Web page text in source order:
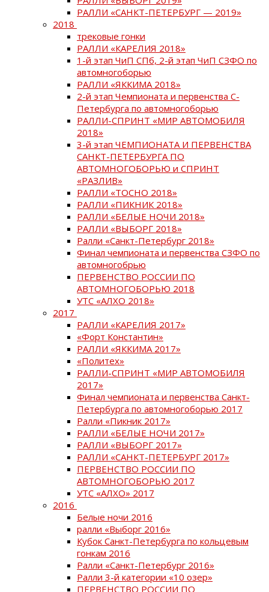
РАЛЛИ «САНКТ-ПЕТЕРБУРГ — 2019»
2018
трековые гонки
РАЛЛИ «КАРЕЛИЯ 2018»
1-й этап ЧиП СПб, 2-й этап ЧиП СЗФО по
автомногоборью
РАЛЛИ «ЯККИМА 2018»
2-й этап Чемпионата и первенства С-
Петербурга по автомногоборью
РАЛЛИ-СПРИНТ «МИР АВТОМОБИЛЯ
2018»
3-й этап ЧЕМПИОНАТА И ПЕРВЕНСТВА
САНКТ-ПЕТЕРБУРГА ПО
АВТОМНОГОБОРЬЮ и СПРИНТ
«РАЗЛИВ»
РАЛЛИ «ТОСНО 2018»
РАЛЛИ «ПИКНИК 2018»
РАЛЛИ «БЕЛЫЕ НОЧИ 2018»
РАЛЛИ «ВЫБОРГ 2018»
Ралли «Санкт-Петербург 2018»
Финал чемпионата и первенства СЗФО по
автомногобрью
ПЕРВЕНСТВО РОССИИ ПО
АВТОМНОГОБОРЬЮ 2018
УТС «АЛХО 2018»
2017
РАЛЛИ «КАРЕЛИЯ 2017»
«Форт Константин»
РАЛЛИ «ЯККИМА 2017»
«Политех»
РАЛЛИ-СПРИНТ «МИР АВТОМОБИЛЯ
2017»
Финал чемпионата и первенства Санкт-
Петербурга по автомногоборью 2017
Ралли «Пикник 2017»
РАЛЛИ «БЕЛЫЕ НОЧИ 2017»
РАЛЛИ «ВЫБОРГ 2017»
РАЛЛИ «САНКТ-ПЕТЕРБУРГ 2017»
ПЕРВЕНСТВО РОССИИ ПО
АВТОМНОГОБОРЬЮ 2017
УТС «АЛХО» 2017
2016
Белые ночи 2016
ралли «Выборг 2016»
Кубок Санкт-Петербурга по кольцевым
гонкам 2016
Ралли «Санкт-Петербург 2016»
Ралли 3-й категории «10 озер»
ПЕРВЕНСТВО РОССИИ ПО